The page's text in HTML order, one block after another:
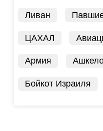
Ливан
ЦАХАЛ
Армия
Бойкот Израиля